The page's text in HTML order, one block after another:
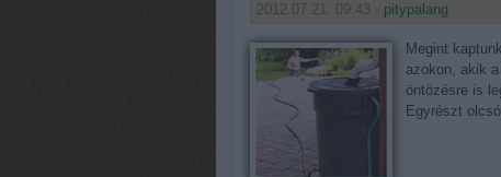
2012.07.21. 09:43 - pitypalang
Megint
azokon, akik
öntözésre is
Egyrészt